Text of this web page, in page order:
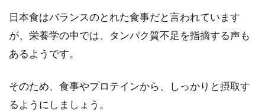
焼きそばのカロリーは高い？カロリ
焼きそばは全国に広がり、今やソウルフードで
す。鉄板で焼かれたソースのいい香りが食欲を
日本食はバランスのとれた食事だと言われています
が、栄養学の中では、タンパク質不足を指摘する声も
あるようです。
そのため、食事やプロテインから、しっかりと摂取す
るようにしましょう。